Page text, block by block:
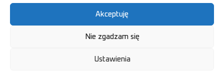
Akceptuję
Nie zgadzam się
Ustawienia
Dowiedz się więcej